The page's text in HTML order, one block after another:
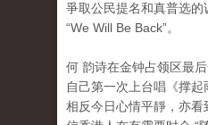
爭取公民提名和真普选
“We Will Be Back”。
何 韵诗在金钟占领区最
自己第一次上台唱《撑
相反今日心情平靜，亦